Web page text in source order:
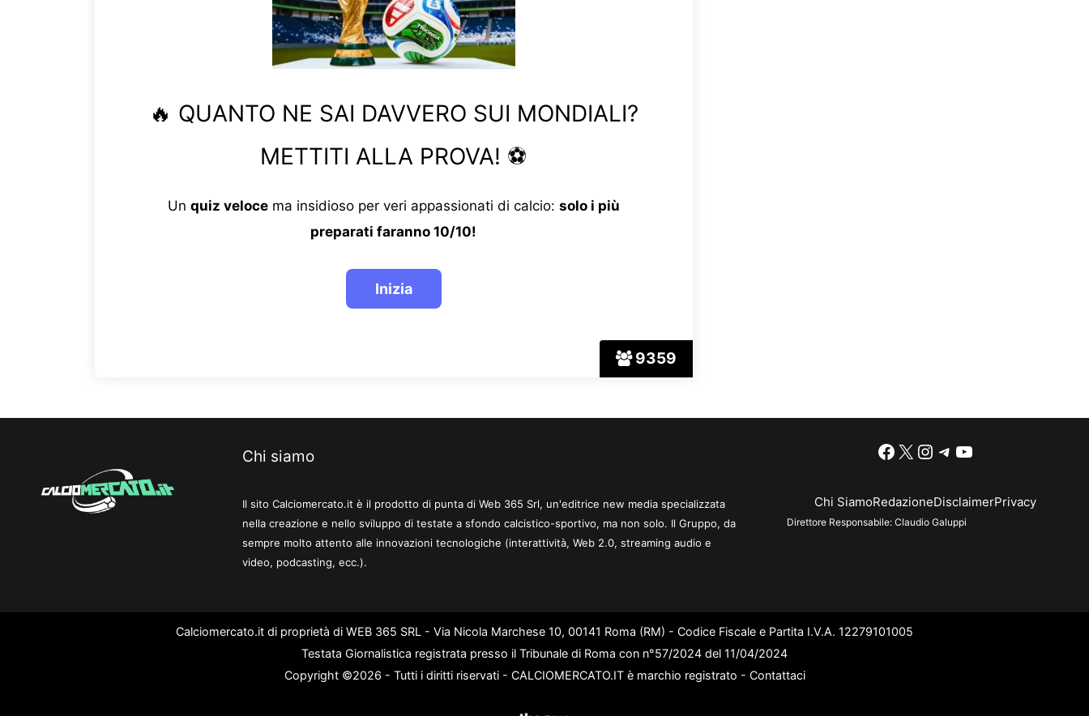
9359
🔥 QUANTO NE SAI DAVVERO SUI MONDIALI?
METTITI ALLA PROVA! ⚽
Un quiz velocema insidioso per veri appassionati di calcio: solo i più
preparati faranno 10/10!
Chi siamo
Il sito Calciomercato.it è il prodotto di punta di Web 365 Srl, un'editrice new media specializzata
nella creazione e nello sviluppo di testate a sfondo calcistico-sportivo, ma non solo. Il Gruppo, da
sempre molto attento alle innovazioni tecnologiche (interattività, Web 2.0, streaming audio e
video, podcasting, ecc.).
Facebook
X Instagram
Telegram
YouTube
Chi SiamoRedazioneDisclaimerPrivacy
Direttore Responsabile: Claudio Galuppi
Calciomercato.it di proprietà di WEB 365 SRL - Via Nicola Marchese 10, 00141 Roma (RM) - Codice Fiscale e Partita I.V.A. 12279101005
Testata Giornalistica registrata presso il Tribunale di Roma con n°57/2024 del 11/04/2024
Copyright ©2026 - Tutti i diritti riservati - CALCIOMERCATO.IT è marchio registrato - Contattaci